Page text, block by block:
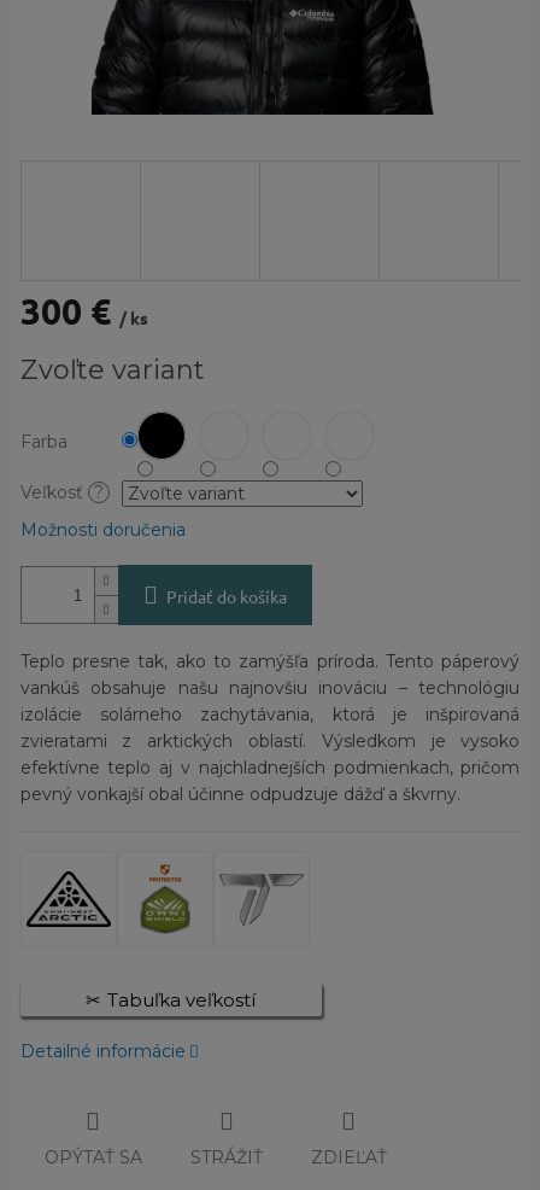
300 € / ks
cena:
Zvoľte variant
Farba
Veľkosť ?
Možnosti doručenia
Pridať do košíka
Teplo presne tak, ako to zamýšľa príroda. Tento páperový
vankúš obsahuje našu najnovšiu inováciu – technológiu
izolácie solárneho zachytávania, ktorá je inšpirovaná
zvieratami z arktických oblastí. Výsledkom je vysoko
efektívne teplo aj v najchladnejších podmienkach, pričom
pevný vonkajší obal účinne odpudzuje dážď a škvrny.
Tabuľka veľkostí
Detailné informácie
OPÝTAŤ SA STRÁŽIŤ ZDIEĽAŤ